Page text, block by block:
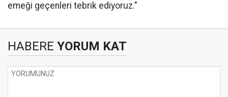
emeği geçenleri tebrik ediyoruz."
HABERE YORUM KAT